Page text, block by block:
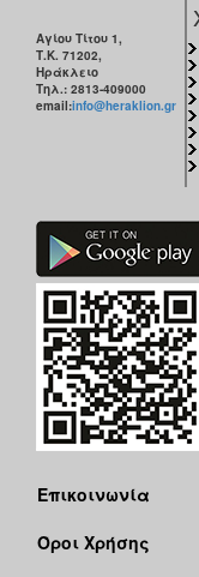
Αγίου Τίτου 1,
Τ.Κ. 71202,
Ηράκλειο
Τηλ.: 2813-409000
email:info@heraklion.gr
Επικοινωνία
Όροι Χρήσης